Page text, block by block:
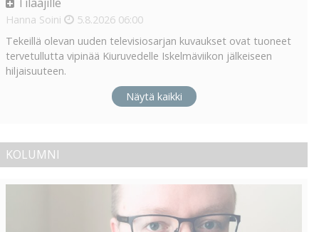
Tilaajille
Hanna Soini 5.8.2026 06:00
Tekeillä olevan uuden televisiosarjan kuvaukset ovat tuoneet
tervetullutta vipinää Kiuruvedelle Iskelmäviikon jälkeiseen
hiljaisuuteen.
Näytä kaikki
KOLUMNI